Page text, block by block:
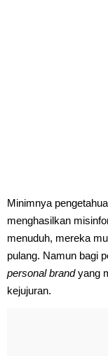
Minimnya
menghasilkan
menuduh, mereka
pulang. Namun bagi
personal brandyang
kejujuran.